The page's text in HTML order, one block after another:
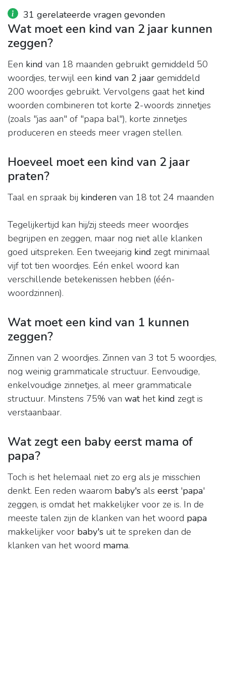
31 gerelateerde vragen gevonden
Wat moet een kind van 2 jaar kunnen
zeggen?
Een kind van 18 maanden gebruikt gemiddeld 50
woordjes, terwijl een kind van 2 jaar gemiddeld
200 woordjes gebruikt. Vervolgens gaat het kind
woorden combineren tot korte 2-woords zinnetjes
(zoals "jas aan" of "papa bal"), korte zinnetjes
produceren en steeds meer vragen stellen.
Hoeveel moet een kind van 2 jaar
praten?
Taal en spraak bij kinderen van 18 tot 24 maanden
Tegelijkertijd kan hij/zij steeds meer woordjes
begrijpen en zeggen, maar nog niet alle klanken
goed uitspreken. Een tweejarig kind zegt minimaal
vijf tot tien woordjes. Eén enkel woord kan
verschillende betekenissen hebben (één-
woordzinnen).
Wat moet een kind van 1 kunnen
zeggen?
Zinnen van 2 woordjes. Zinnen van 3 tot 5 woordjes,
nog weinig grammaticale structuur. Eenvoudige,
enkelvoudige zinnetjes, al meer grammaticale
structuur. Minstens 75% van wathet kind zegt is
verstaanbaar.
Wat zegt een baby eerst mama of
papa?
Toch is het helemaal niet zo erg als je misschien
denkt. Een reden waarom baby's als eerst'papa'
zeggen, is omdat het makkelijker voor ze is. In de
meeste talen zijn de klanken van het woord papa
makkelijker voor baby's uit te spreken dan de
klanken van het woord mama.